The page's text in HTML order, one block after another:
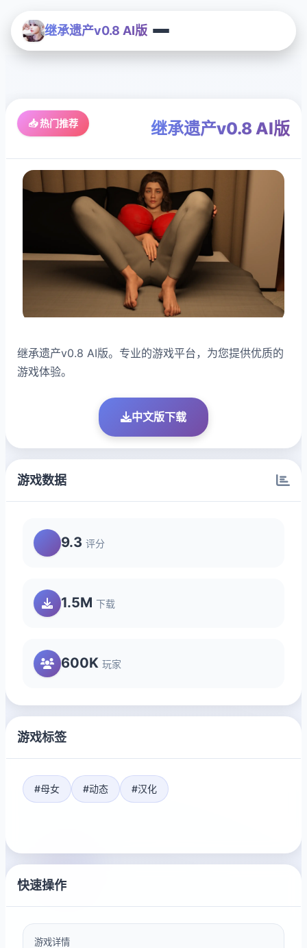
继承遗产v0.8 AI版
📥 热门推荐 继承遗产v0.8 AI版
继承遗产v0.8 AI版。专业的游戏平台，为您提供优质的
游戏体验。
中文版下载
游戏数据
9.3 评分
1.5M 下载
600K 玩家
游戏标签
#母女 #动态 #汉化
快速操作
游戏详情